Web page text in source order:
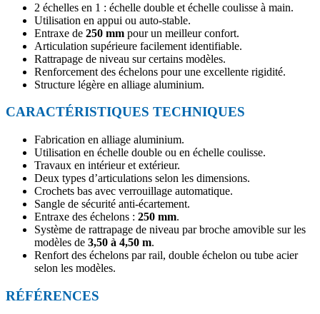
2 échelles en 1 : échelle double et échelle coulisse à main.
Utilisation en appui ou auto-stable.
Entraxe de 250 mm pour un meilleur confort.
Articulation supérieure facilement identifiable.
Rattrapage de niveau sur certains modèles.
Renforcement des échelons pour une excellente rigidité.
Structure légère en alliage aluminium.
CARACTÉRISTIQUES TECHNIQUES
Fabrication en alliage aluminium.
Utilisation en échelle double ou en échelle coulisse.
Travaux en intérieur et extérieur.
Deux types d’articulations selon les dimensions.
Crochets bas avec verrouillage automatique.
Sangle de sécurité anti-écartement.
Entraxe des échelons : 250 mm.
Système de rattrapage de niveau par broche amovible sur les
modèles de 3,50 à 4,50 m.
Renfort des échelons par rail, double échelon ou tube acier
selon les modèles.
RÉFÉRENCES